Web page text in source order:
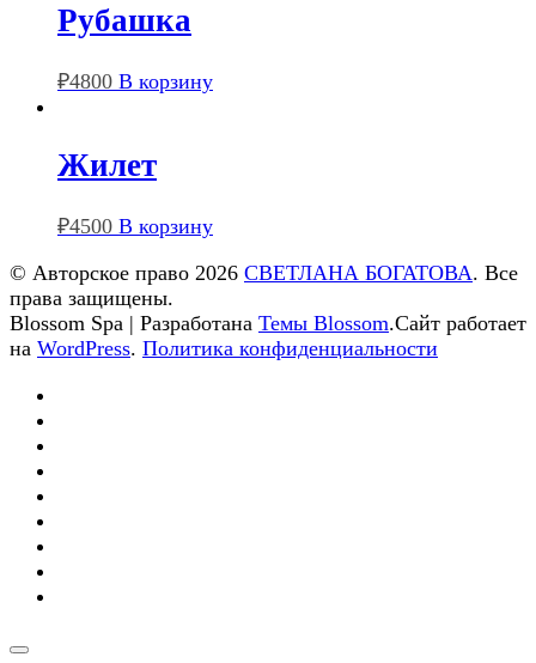
Рубашка
₽4800 В корзину
Жилет
₽4500 В корзину
© Авторское право 2026 СВЕТЛАНА БОГАТОВА. Все
права защищены.
Blossom Spa | Разработана Темы Blossom.Сайт работает
на WordPress. Политика конфиденциальности